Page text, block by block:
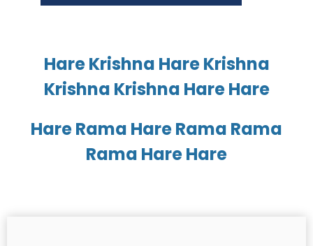
Hare Krishna Hare Krishna
Krishna Krishna Hare Hare
Hare Rama Hare Rama Rama
Rama Hare Hare